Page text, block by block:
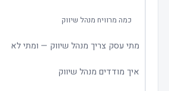
כמה מרוויח מנהל שיווק
מתי עסק צריך מנהל שיווק — ומתי לא
איך מודדים מנהל שיווק